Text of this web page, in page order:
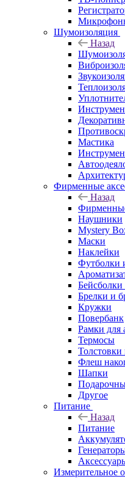
Шумоизоляция
Назад
Мастика
Фирменные
Назад
Наушники
Mystery
Маски
Наклейки
Футболки
Бейсболки
Брелки и
Кружки
Повербанк
Рамки для
Термосы
Толстовки
Флеш
Шапки
Другое
Питание
Назад
Питание
Измерительное